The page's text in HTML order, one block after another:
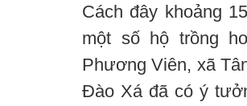
Cách đây khoảng
một số hộ trồng
Phương Viên, xã
Đào Xá đã có ý